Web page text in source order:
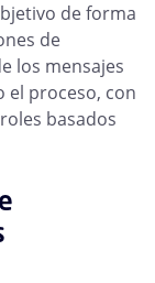
de forma
de
los mensajes
el proceso, con
basados